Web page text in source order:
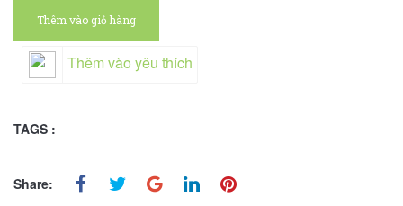
Thêm vào giỏ hàng
Thêm vào yêu thích
TAGS :
Share: